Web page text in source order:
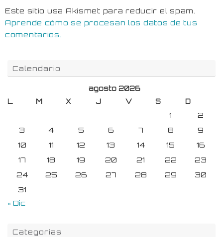
Este sitio usa Akismet para reducir el spam.
Aprende cómo se procesan los datos de tus
comentarios.
Calendario
agosto 2026
L
M X J V S D
1
2
3
4 5 6 7 8
9
10
11 12 13 14 15
16
17
18 19 20 21 22
23
24
25 26 27 28 29
30
31
« Dic
Categorias